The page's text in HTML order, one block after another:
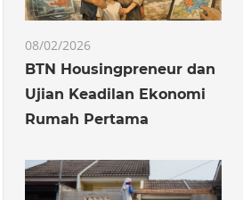
08/02/2026
BTN Housingpreneur dan
Ujian Keadilan Ekonomi
Rumah Pertama